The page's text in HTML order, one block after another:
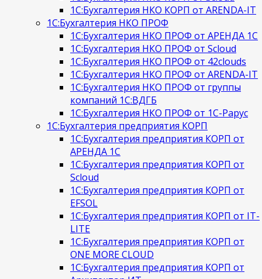
1С:Бухгалтерия НКО КОРП от ARENDA-IT
1С:Бухгалтерия НКО ПРОФ
1С:Бухгалтерия НКО ПРОФ от АРЕНДА 1С
1С:Бухгалтерия НКО ПРОФ от Scloud
1С:Бухгалтерия НКО ПРОФ от 42clouds
1С:Бухгалтерия НКО ПРОФ от ARENDA-IT
1С:Бухгалтерия НКО ПРОФ от группы
компаний 1С:ВДГБ
1С:Бухгалтерия НКО ПРОФ от 1С-Рарус
1С:Бухгалтерия предприятия КОРП
1С:Бухгалтерия предприятия КОРП от
АРЕНДА 1С
1С:Бухгалтерия предприятия КОРП от
Scloud
1С:Бухгалтерия предприятия КОРП от
EFSOL
1С:Бухгалтерия предприятия КОРП от IT-
LITE
1С:Бухгалтерия предприятия КОРП от
ONE MORE CLOUD
1С:Бухгалтерия предприятия КОРП от